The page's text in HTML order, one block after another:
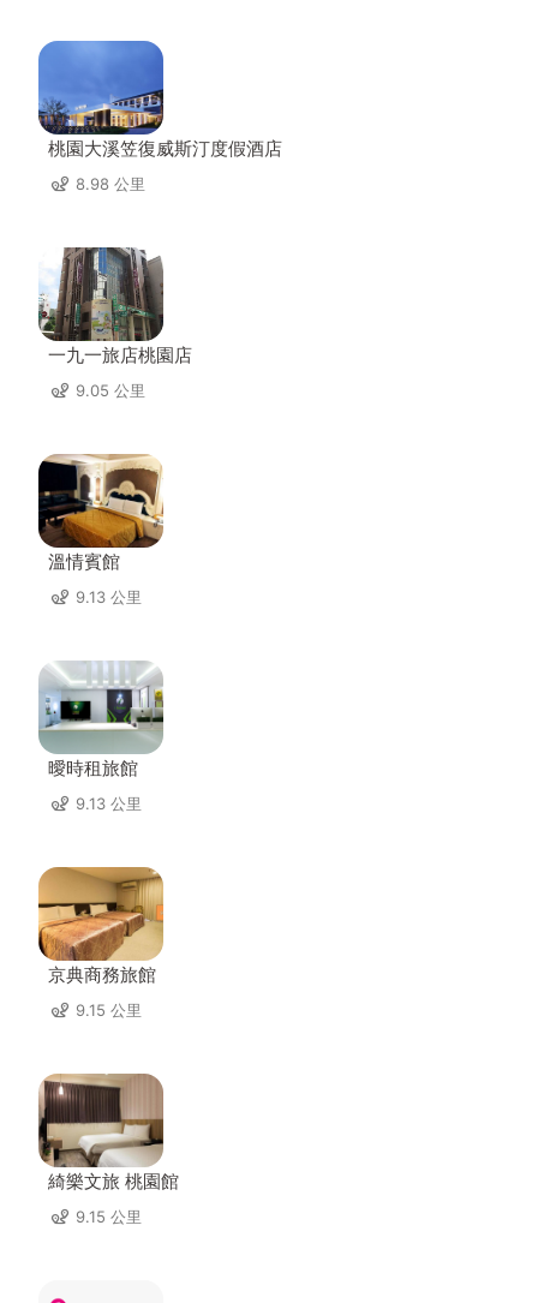
桃園大溪笠復威斯汀度假酒店
8.98 公里
一九一旅店桃園店
9.05 公里
溫情賓館
9.13 公里
曖時租旅館
9.13 公里
京典商務旅館
9.15 公里
綺樂文旅 桃園館
9.15 公里